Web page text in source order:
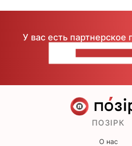
У вас есть
ПОЗІРК
О нас